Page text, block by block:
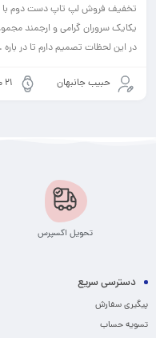
تخفیف فروش لپ تاپ دست دوم با
یکایک سروران گرامی و ارجمند
در این لحظات تصمیم دارم تا در باره
حبیب جانبهان 21 می 2020
تحویل اکسپرس
دسترسی سریع
پیگیری سفارش
تسویه حساب